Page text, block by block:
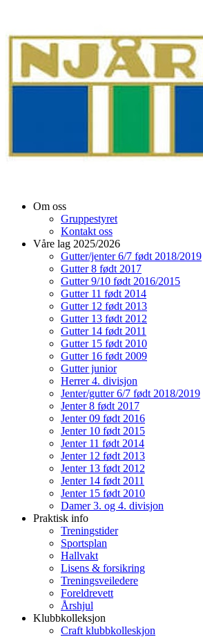
Om oss
Gruppestyret
Kontakt oss
Våre lag 2025/2026
Gutter/jenter 6/7 født 2018/2019
Gutter 8 født 2017
Gutter 9/10 født 2016/2015
Gutter 11 født 2014
Gutter 12 født 2013
Gutter 13 født 2012
Gutter 14 født 2011
Gutter 15 født 2010
Gutter 16 født 2009
Gutter junior
Herrer 4. divisjon
Jenter/gutter 6/7 født 2018/2019
Jenter 8 født 2017
Jenter 09 født 2016
Jenter 10 født 2015
Jenter 11 født 2014
Jenter 12 født 2013
Jenter 13 født 2012
Jenter 14 født 2011
Jenter 15 født 2010
Damer 3. og 4. divisjon
Praktisk info
Treningstider
Sportsplan
Hallvakt
Lisens & forsikring
Treningsveiledere
Foreldrevett
Årshjul
Klubbkolleksjon
Craft klubbkolleskjon